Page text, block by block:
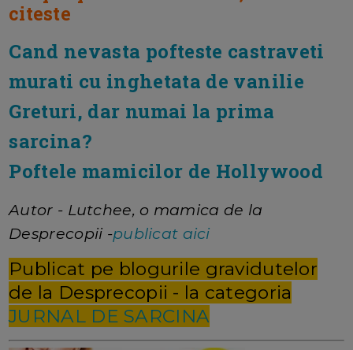
citeste
Cand nevasta pofteste castraveti
murati cu inghetata de vanilie
Greturi, dar numai la prima
sarcina?
Poftele mamicilor de Hollywood
Autor - Lutchee, o mamica de la
Desprecopii -publicat aici
Publicat pe blogurile gravidutelor
de la Desprecopii - la categoria
JURNAL DE SARCINA